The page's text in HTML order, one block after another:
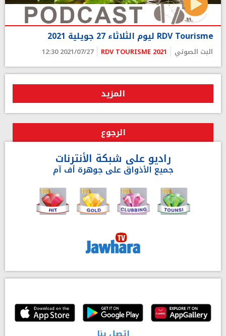
RDV Tourisme ليوم الثلاثاء 27 جويلية 2021
البث الصوتي RDV TOURISME 2021
2021/07/27 12:30
المزيد
الرجوع
راديو على شبكة الأنترنات
جميع الأذواق على جوهرة أف آم